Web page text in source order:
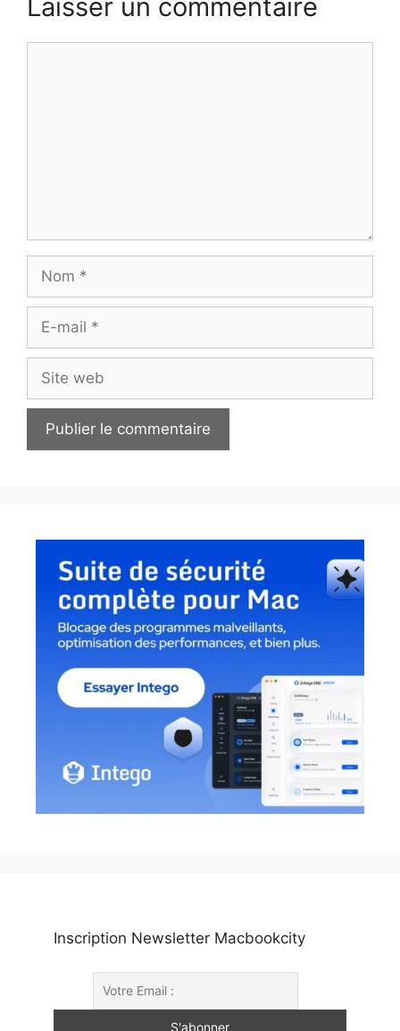
Laisser un commentaire
mail
web
Inscription Newsletter Macbookcity